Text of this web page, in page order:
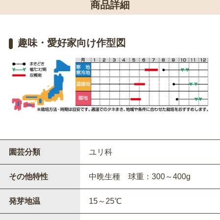
商品詳細
趣味・愛好家向け作型図
園芸分類 ユリ科
その他特性 中晩生種 球重：300～400g
発芽地温 15～25℃